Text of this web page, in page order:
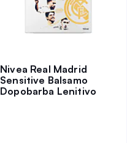
Nivea Real Madrid
Sensitive Balsamo
Dopobarba Lenitivo